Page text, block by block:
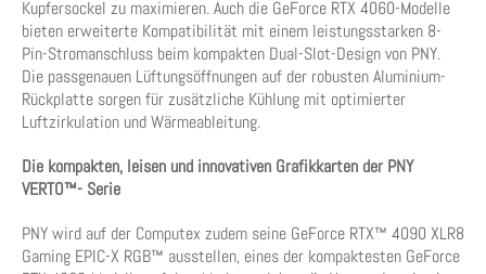
Kupfersockel zu maximieren. Auch die GeForce RTX 4060-Modelle
bieten erweiterte Kompatibilität mit einem leistungsstarken 8-
Pin-Stromanschluss beim kompakten Dual-Slot-Design von PNY.
Die passgenauen Lüftungsöffnungen auf der robusten Aluminium-
Rückplatte sorgen für zusätzliche Kühlung mit optimierter
Luftzirkulation und Wärmeableitung.
Die kompakten, leisen und innovativen Grafikkarten der PNY
VERTO™- Serie
PNY wird auf der Computex zudem seine GeForce RTX™ 4090 XLR8
Gaming EPIC-X RGB™ ausstellen, eines der kompaktesten GeForce